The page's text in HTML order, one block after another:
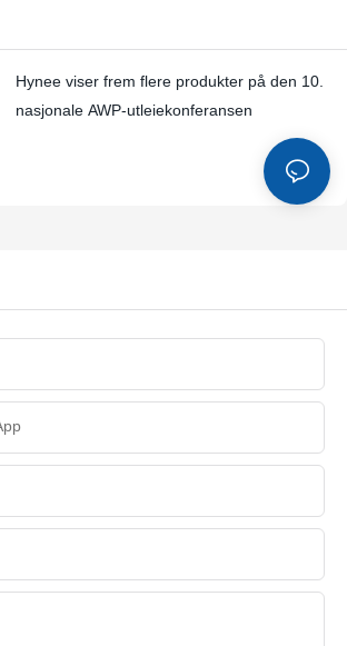
Hynee viser frem flere produkter på den 10.
nasjonale AWP-utleiekonferansen